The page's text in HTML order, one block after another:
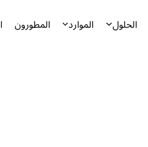
الحلول الموارد المطورون